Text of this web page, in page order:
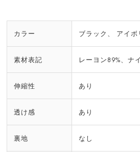
カラー ブラック、 アイ
素材表記 レーヨン89%、ナ
伸縮性 あり
透け感 あり
裏地 なし